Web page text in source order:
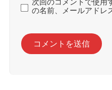
次回のコメントで使用
の名前、メールアドレ